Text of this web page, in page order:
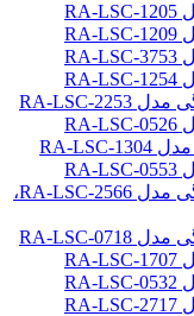
دوربین خطی 5340 پیکسلی رنگی مدل RA-LSC-2566،